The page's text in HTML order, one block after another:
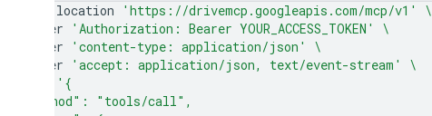
--location 'https://drivemcp.googleapis.com/mcp/v1'
\
--header
'Authorization: Bearer YOUR_ACCESS_TOKEN'
\
--header
'content-type: application/json'
\
--header
'accept: application/json, text/event-stream'
\
'{
  "method": "tools/call",